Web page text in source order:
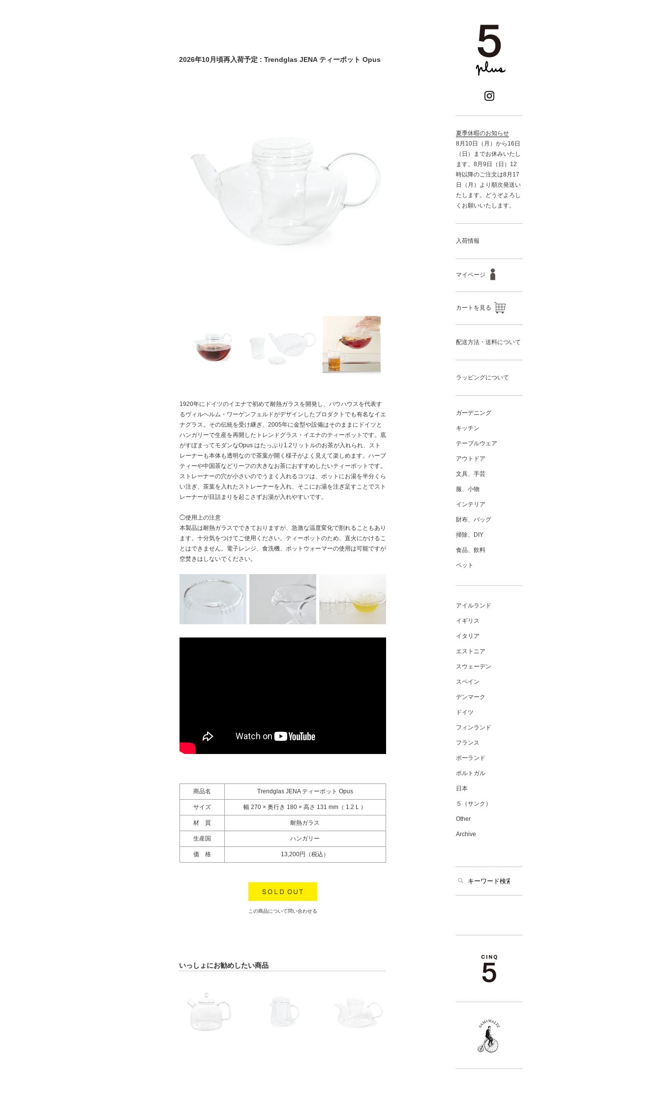
2026年10月頃再入荷予定 : Trendglas JENA ティーポット Opus
1920年にドイツのイエナで初めて耐熱ガラスを開発し、バウハウスを代表す
るヴィルヘルム・ワーゲンフェルドがデザインしたプロダクトでも有名なイエ
ナグラス。その伝統を受け継ぎ、2005年に金型や設備はそのままにドイツと
ハンガリーで生産を再開したトレンドグラス・イエナのティーポットです。底
がすぼまってモダンなOpus はたっぷり1.2リットルのお茶が入れられ、スト
レーナーも本体も透明なので茶葉が開く様子がよく見えて楽しめます。ハーブ
ティーや中国茶などリーフの大きなお茶におすすめしたいティーポットです。
ストレーナーの穴が小さいのでうまく入れるコツは、ポットにお湯を半分くら
い注ぎ、茶葉を入れたストレーナーを入れ、そこにお湯を注ぎ足すことでスト
レーナーが目詰まりを起こさずお湯が入れやすいです。
◯使用上の注意
本製品は耐熱ガラスでできておりますが、急激な温度変化で割れることもあり
ます。十分気をつけてご使用ください。ティーポットのため、直火にかけるこ
とはできません。電子レンジ、食洗機、ポットウォーマーの使用は可能ですが
空焚きはしないでください。
商品名 Trendglas JENA ティーポット Opus
サイズ 幅 270 × 奥行き 180 × 高さ 131 mm（ 1.2 L ）
材 質 耐熱ガラス
生産国 ハンガリー
価 格 13,200円（税込）
この商品について問い合わせる
いっしょにお勧めしたい商品
夏季休暇のお知らせ
8月10日（月）から16日
（日）までお休みいたし
ます。8月9日（日）12
時以降のご注文は8月17
日（月）より順次発送い
たします。どうぞよろし
くお願いいたします。
入荷情報
マイページ
カートを見る
配送方法・送料について
ラッピングについて
ガーデニング
キッチン
テーブルウェア
アウトドア
文具、手芸
服、小物
インテリア
財布、バッグ
掃除、DIY
食品、飲料
ペット
アイルランド
イギリス
イタリア
エストニア
スウェーデン
スペイン
デンマーク
ドイツ
フィンランド
フランス
ポーランド
ポルトガル
日本
５（サンク）
Other
Archive